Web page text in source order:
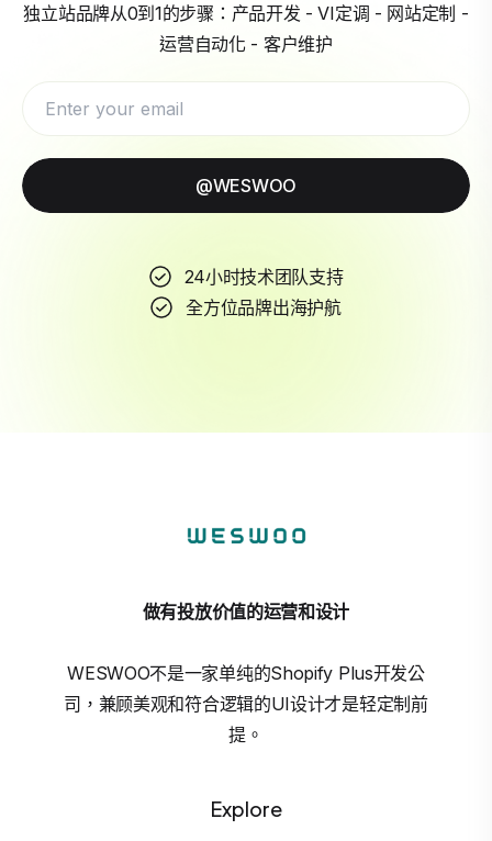
独立站品牌从0到1的步骤：产品开发 - VI定调 - 网站定制 -
运营自动化 - 客户维护
@WESWOO
24小时技术团队支持
全方位品牌出海护航
做有投放价值的运营和设计
WESWOO不是一家单纯的Shopify Plus开发公
司，兼顾美观和符合逻辑的UI设计才是轻定制前
提。
Explore